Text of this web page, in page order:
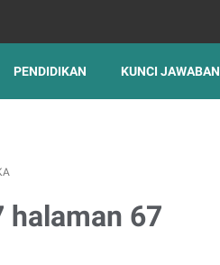
PENDIDIKAN KUNCI JAWABAN
halaman 67